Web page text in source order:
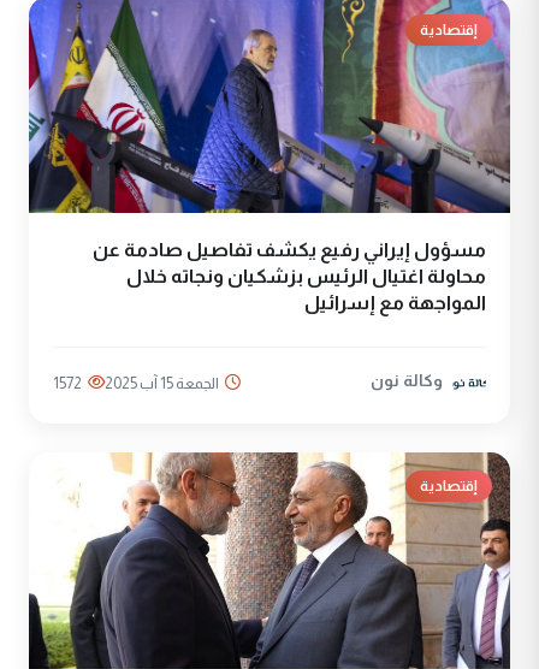
إقتصادية
مسؤول إيراني رفيع يكشف تفاصيل صادمة عن
محاولة اغتيال الرئيس بزشكيان ونجاته خلال
المواجهة مع إسرائيل
وكالة نون الجمعة 15 آب 2025 1572
إقتصادية